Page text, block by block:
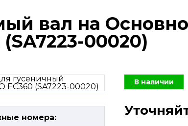
вал на
(SA7223-00020)
номера:
В наличии